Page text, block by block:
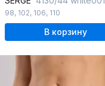
98, 102, 106, 110
В корзину